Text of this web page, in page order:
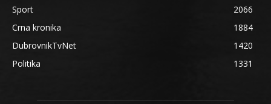
Sport
2066
Crna kronika
1884
DubrovnikTvNet
1420
Politika
1331